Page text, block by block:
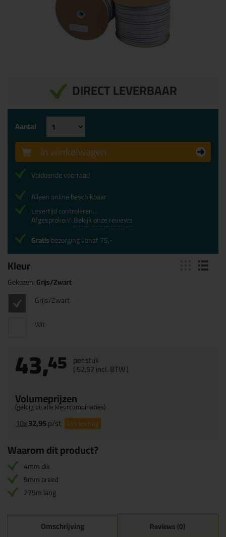
DIRECT LEVERBAAR
Kleur
Gekozen:Grijs/Zwart
Grijs/Zwart
Wit
43,45 per stuk
(52,57incl. BTW )
Volumeprijzen
(geldig bij alle kleurcombinaties)
10x32,95p/st 24%korting
Aantal
In winkelwagen
Voldoende voorraad
Alleen online beschikbaar
Levertijd controleren...
Afgesproken! Bekijk onze reviews
Gratisbezorging vanaf 75,-
Waarom dit product?
4mm dik
9mm breed
275m lang
Omschrijving Reviews (0)